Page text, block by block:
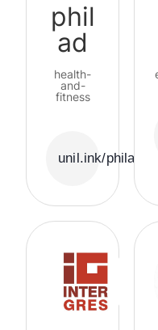
phil
ad
health-
and-
fitness
unil.ink/philad